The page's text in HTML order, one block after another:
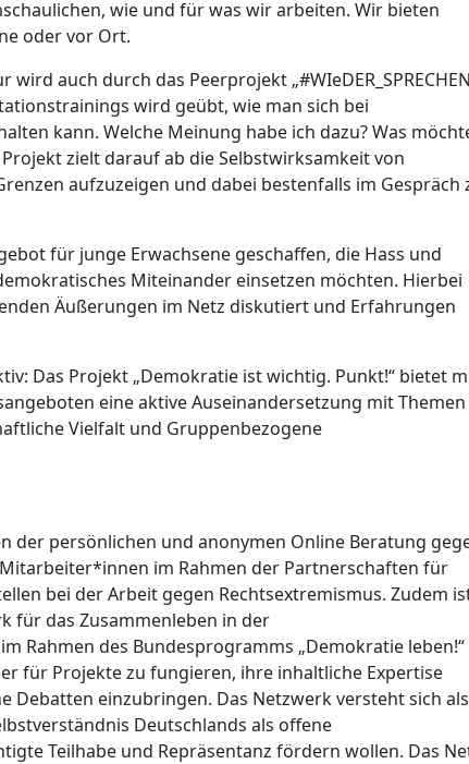
wie und für was wir arbeiten. Wir bieten
oder vor Ort.
auch durch das Peerprojekt
wird geübt, wie man sich bei
kann. Welche Meinung habe ich dazu? Was
zielt darauf ab die Selbstwirksamkeit von
aufzuzeigen und dabei bestenfalls im Gespräch
für junge Erwachsene geschaffen, die Hass und
Miteinander einsetzen möchten. Hierbei
Äußerungen im Netz diskutiert und Erfahrungen
Das Projekt „Demokratie ist wichtig. Punkt!“ bietet
eine aktive Auseinandersetzung mit Themen
Vielfalt und Gruppenbezogene
der persönlichen und anonymen Online Beratung
im Rahmen der Partnerschaften für
bei der Arbeit gegen Rechtsextremismus. Zudem
für das Zusammenleben in der
Rahmen des Bundesprogramms „Demokratie leben!“
für Projekte zu fungieren, ihre inhaltliche Expertise
Debatten einzubringen. Das Netzwerk versteht sich als
Deutschlands als offene
Teilhabe und Repräsentanz fördern wollen. Das